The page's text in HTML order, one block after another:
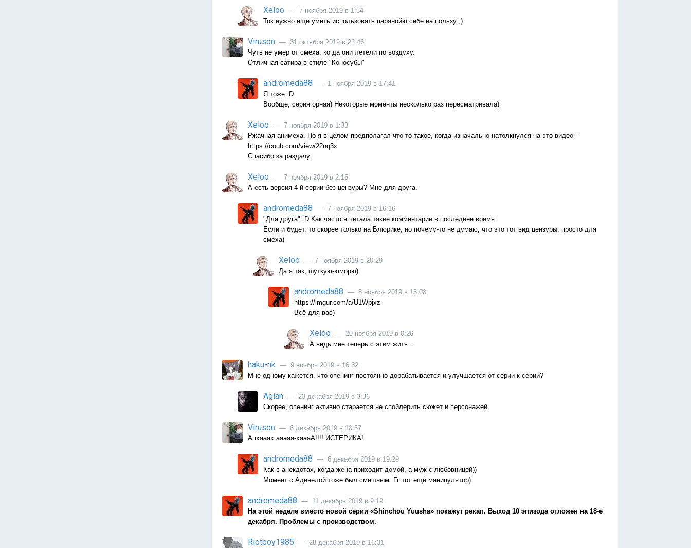
Xeloo — 7 ноября 2019 в 1:34
Ток нужно ещё уметь использовать паранойю себе на пользу ;)
Viruson — 31 октября 2019 в 22:46
Чуть не умер от смеха, когда они летели по воздуху.
Отличная сатира в стиле "Коносубы"
andromeda88 — 1 ноября 2019 в 17:41
Я тоже :D
Вообще, серия орная) Некоторые моменты несколько раз пересматривала)
Xeloo — 7 ноября 2019 в 1:33
Ржачная анимеха. Но я в целом предполагал что-то такое, когда изначально натолкнулся на это видео -
https://coub.com/view/22nq3x
Спасибо за раздачу.
Xeloo — 7 ноября 2019 в 2:15
А есть версия 4-й серии без цензуры? Мне для друга.
andromeda88 — 7 ноября 2019 в 16:16
"Для друга" :D Как часто я читала такие комментарии в последнее время.
Если и будет, то скорее только на Блюрике, но почему-то не думаю, что это тот вид цензуры, просто для
смеха)
Xeloo — 7 ноября 2019 в 20:29
Да я так, шуткую-юморю)
andromeda88 — 8 ноября 2019 в 15:08
https://imgur.com/a/U1Wpjxz
Всё для вас)
Xeloo — 20 ноября 2019 в 0:26
А ведь мне теперь с этим жить...
haku-nk — 9 ноября 2019 в 16:32
Мне одному кажется, что опенинг постоянно дорабатывается и улучшается от серии к серии?
Aglan — 23 декабря 2019 в 3:36
Скорее, опенинг активно старается не спойлерить сюжет и персонажей.
Viruson — 6 декабря 2019 в 18:57
Апхааах ааааа-хаааА!!!! ИСТЕРИКА!
andromeda88 — 6 декабря 2019 в 19:29
Как в анекдотах, когда жена приходит домой, а муж с любовницей))
Момент с Аденелой тоже был смешным. Гг тот ещё манипулятор)
andromeda88 — 11 декабря 2019 в 9:19
На этой неделе вместо новой серии «Shinchou Yuusha» покажут рекап. Выход 10 эпизода отложен на 18-е
декабря. Проблемы с производством.
Riotboy1985 — 28 декабря 2019 в 16:31